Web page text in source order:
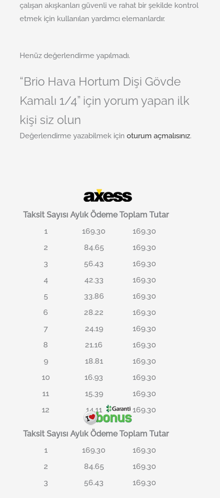
çalışan akışkanları güvenli ve rahat bir şekilde kontrol
etmek için kullanılan yardımcı elemanlardır.
Henüz değerlendirme yapılmadı.
“Brio Hava Hortum Dişi Gövde
Kamalı 1/4” için yorum yapan ilk
kişi siz olun
Değerlendirme yazabilmek için oturum açmalısınız.
Taksit Sayısı Aylık Ödeme Toplam Tutar
1
169.30
169.30
2
84.65
169.30
3
56.43
169.30
4
42.33
169.30
5
33.86
169.30
6
28.22
169.30
7
24.19
169.30
8
21.16
169.30
9
18.81
169.30
10
16.93
169.30
11
15.39
169.30
12
14.11 169.30
Taksit Sayısı Aylık Ödeme Toplam Tutar
1
169.30
169.30
2
84.65
169.30
3
56.43 169.30